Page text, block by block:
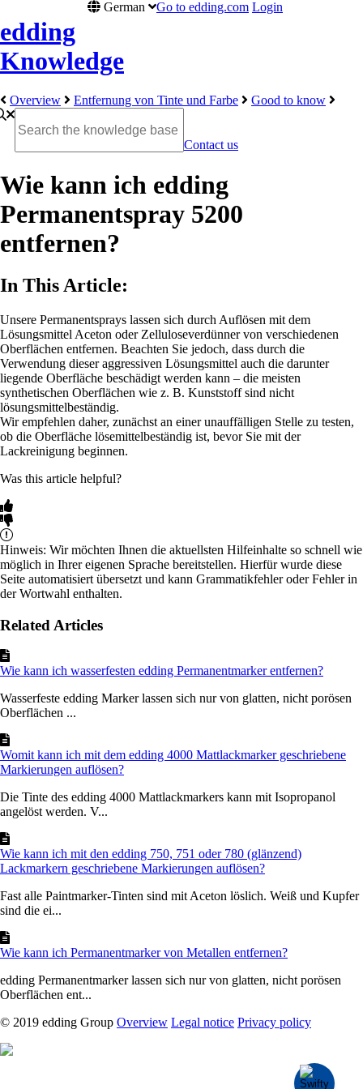
edding
Knowledge
German Go to edding.com Login
Overview Entfernung von Tinte und Farbe Good to know
Contact us
Wie kann ich edding
Permanentspray 5200
entfernen?
In This Article:
Unsere Permanentsprays lassen sich durch Auflösen mit dem
Lösungsmittel Aceton oder Zelluloseverdünner von verschiedenen
Oberflächen entfernen. Beachten Sie jedoch, dass durch die
Verwendung dieser aggressiven Lösungsmittel auch die darunter
liegende Oberfläche beschädigt werden kann – die meisten
synthetischen Oberflächen wie z. B. Kunststoff sind nicht
lösungsmittelbeständig.
Wir empfehlen daher, zunächst an einer unauffälligen Stelle zu testen,
ob die Oberfläche lösemittelbeständig ist, bevor Sie mit der
Lackreinigung beginnen.
Was this article helpful?
Hinweis: Wir möchten Ihnen die aktuellsten Hilfeinhalte so schnell wie
möglich in Ihrer eigenen Sprache bereitstellen. Hierfür wurde diese
Seite automatisiert übersetzt und kann Grammatikfehler oder Fehler in
der Wortwahl enthalten.
Related Articles
Wie kann ich wasserfesten edding Permanentmarker entfernen?
Wasserfeste edding Marker lassen sich nur von glatten, nicht porösen
Oberflächen ...
Womit kann ich mit dem edding 4000 Mattlackmarker geschriebene
Markierungen auflösen?
Die Tinte des edding 4000 Mattlackmarkers kann mit Isopropanol
angelöst werden. V...
Wie kann ich mit den edding 750, 751 oder 780 (glänzend)
Lackmarkern geschriebene Markierungen auflösen?
Fast alle Paintmarker-Tinten sind mit Aceton löslich. Weiß und Kupfer
sind die ei...
Wie kann ich Permanentmarker von Metallen entfernen?
edding Permanentmarker lassen sich nur von glatten, nicht porösen
Oberflächen ent...
© 2019 edding Group Overview Legal notice Privacy policy